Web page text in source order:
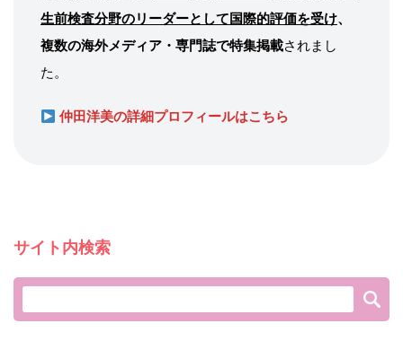
生前検査分野のリーダーとして国際的評価を受け、
複数の海外メディア・専門誌で特集掲載されまし
た。
仲田洋美の詳細プロフィールはこちら
サイト内検索